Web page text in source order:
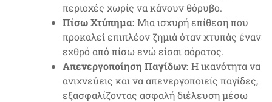
περιοχές χωρίς να κάνουν θόρυβο.
Πίσω Χτύπημα: Μια ισχυρή επίθεση που
προκαλεί επιπλέον ζημιά όταν χτυπάς έναν
εχθρό από πίσω ενώ είσαι αόρατος.
Απενεργοποίηση Παγίδων: Η ικανότητα να
ανιχνεύεις και να απενεργοποιείς παγίδες,
εξασφαλίζοντας ασφαλή διέλευση μέσω